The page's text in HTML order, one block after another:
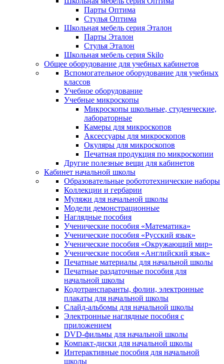
Парты Оптима
Стулья Оптима
Школьная мебель серия Эталон
Парты Эталон
Стулья Эталон
Школьная мебель серия Skilo
Общее оборудование для учебных кабинетов
Вспомогательное оборудование для учебных
классов
Учебное оборудование
Учебные микроскопы
Микроскопы школьные, студенческие,
лабораторные
Камеры для микроскопов
Аксессуары для микроскопов
Окуляры для микроскопов
Печатная продукция по микроскопии
Другие полезные вещи для кабинетов
Кабинет начальной школы
Образовательные робототехнические наборы
Коллекции и гербарии
Муляжи для начальной школы
Модели демонстрационные
Наглядные пособия
Ученические пособия «Математика»
Ученические пособия «Русский язык»
Ученические пособия «Окружающий мир»
Ученические пособия «Английский язык»
Печатные материалы для начальной школы
Печатные раздаточные пособия для
начальной школы
Кодотранспаранты, фолии, электронные
плакаты для начальной школы
Слайд-альбомы для начальной школы
Электронные наглядные пособия с
приложением
DVD-фильмы для начальной школы
Компакт-диски для начальной школы
Интерактивные пособия для начальной
школы